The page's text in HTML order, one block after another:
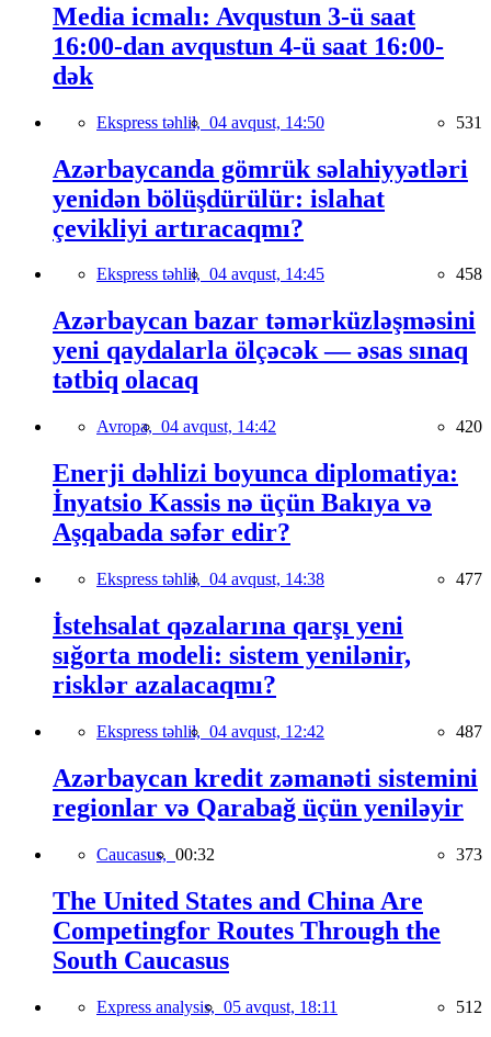
Media icmalı: Avqustun 3-ü saat
16:00-dan avqustun 4-ü saat 16:00-
dək
Ekspress təhlil, 04 avqust, 14:50 531
Azərbaycanda gömrük səlahiyyətləri
yenidən bölüşdürülür: islahat
çevikliyi artıracaqmı?
Ekspress təhlil, 04 avqust, 14:45 458
Azərbaycan bazar təmərküzləşməsini
yeni qaydalarla ölçəcək — əsas sınaq
tətbiq olacaq
Avropa, 04 avqust, 14:42 420
Enerji dəhlizi boyunca diplomatiya:
İnyatsio Kassis nə üçün Bakıya və
Aşqabada səfər edir?
Ekspress təhlil, 04 avqust, 14:38 477
İstehsalat qəzalarına qarşı yeni
sığorta modeli: sistem yenilənir,
risklər azalacaqmı?
Ekspress təhlil, 04 avqust, 12:42 487
Azərbaycan kredit zəmanəti sistemini
regionlar və Qarabağ üçün yeniləyir
Caucasus, 00:32 373
The United States and China Are
Competingfor Routes Through the
South Caucasus
Express analysis, 05 avqust, 18:11 512